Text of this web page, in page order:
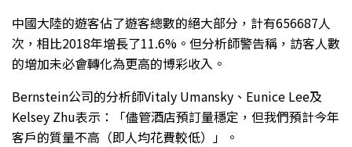
中國大陸的遊客佔了遊客總數的絕大部分，計有656687人
次，相比2018年增長了11.6%。但分析師警告稱，訪客人數
的增加未必會轉化為更高的博彩收入。
Bernstein公司的分析師Vitaly Umansky、Eunice Lee及
Kelsey Zhu表示：「儘管酒店預訂量穩定，但我們預計今年
客戶的質量不高（即人均花費較低）」。